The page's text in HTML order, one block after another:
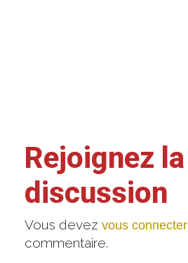
Rejoignez la
discussion
Vous devez vous connecter
commentaire.